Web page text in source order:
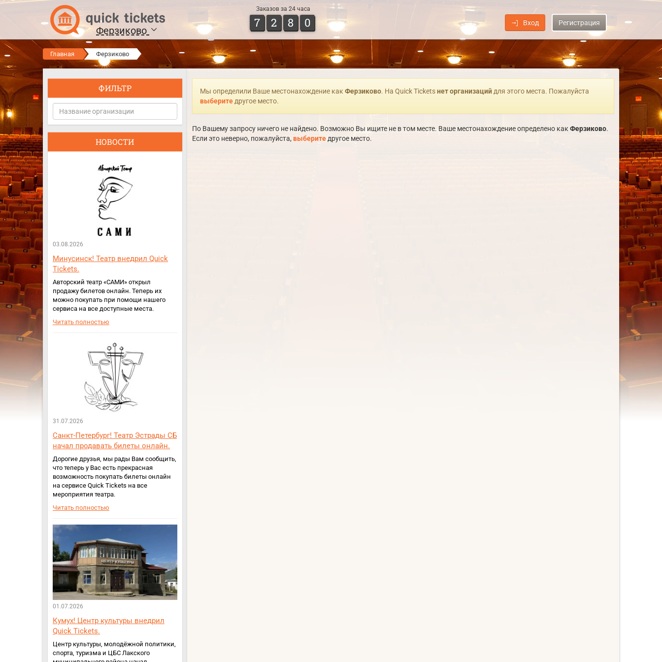
Ферзиково
Заказов за 24 часа
7 2 8 0 Вход Регистрация
Главная Ферзиково
ФИЛЬТР
НОВОСТИ
03.08.2026
Минусинск! Театр внедрил Quick
Tickets.
Авторский театр «САМИ» открыл
продажу билетов онлайн. Теперь их
можно покупать при помощи нашего
сервиса на все доступные места.
Читать полностью
31.07.2026
Санкт-Петербург! Театр Эстрады СБ
начал продавать билеты онлайн.
Дорогие друзья, мы рады Вам сообщить,
что теперь у Вас есть прекрасная
возможность покупать билеты онлайн
на сервисе Quick Tickets на все
мероприятия театра.
Читать полностью
01.07.2026
Кумух! Центр культуры внедрил
Quick Tickets.
Центр культуры, молодёжной политики,
спорта, туризма и ЦБС Лакского
Мы определили Ваше местонахождение как Ферзиково. На Quick Ticketsнет организацийдля этого места. Пожалуйста
выберитедругое место.
По Вашему запросу ничего не найдено. Возможно Вы ищите не в том месте. Ваше местонахождение определено как Ферзиково.
Если это неверно, пожалуйста, выберитедругое место.